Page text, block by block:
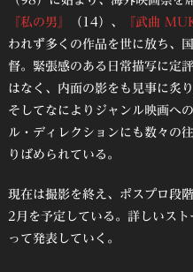
『私の男』
（14）、 『武曲
われず多くの作品を世に放ち、
督。緊張感のある日常描写に定
はなく、内面の影をも見事に炙
そしてなによりジャンル映画へ
ル・ディレクションにも数々の
りばめられている。
現在は撮影を終え、ポスプロ段
2月を予定している。詳しいス
って発表していく。